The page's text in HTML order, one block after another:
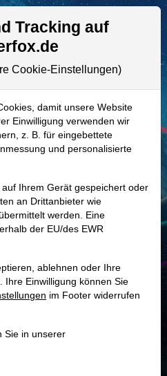
Aktien- und Artikelsuche
Aktie
909,44 Mio. EUR
2,89 Mrd. EUR
INDIKATOR
%
der unglücklichst agierende Trader
Tracking auf
Cookie-Einstellungen)
damit unsere Website
Einwilligung verwenden wir
z. B. für eingebettete
und personalisierte
Ihrem Gerät gespeichert oder
an Drittanbieter wie
werden. Eine
der EU/des EWR
ablehnen oder Ihre
Ihre Einwilligung können Sie
im Footer widerrufen
Sie in unserer